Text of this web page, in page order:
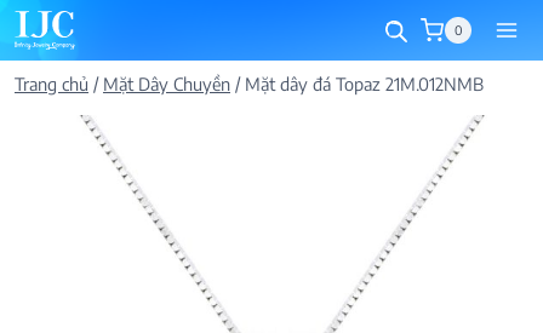
Skip
to
content
0
Trang chủ / Mặt Dây Chuyền / Mặt dây đá Topaz 21M.012NMB